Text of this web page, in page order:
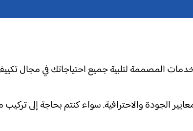
المصممة لتلبية جميع احتياجاتك في مجال
الجودة والاحترافية. سواء كنتم بحاجة إلى